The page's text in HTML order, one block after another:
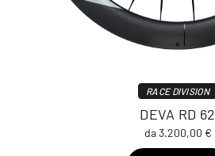
RACE DIVISION
DEVA RD 62
da 3.200,00 €